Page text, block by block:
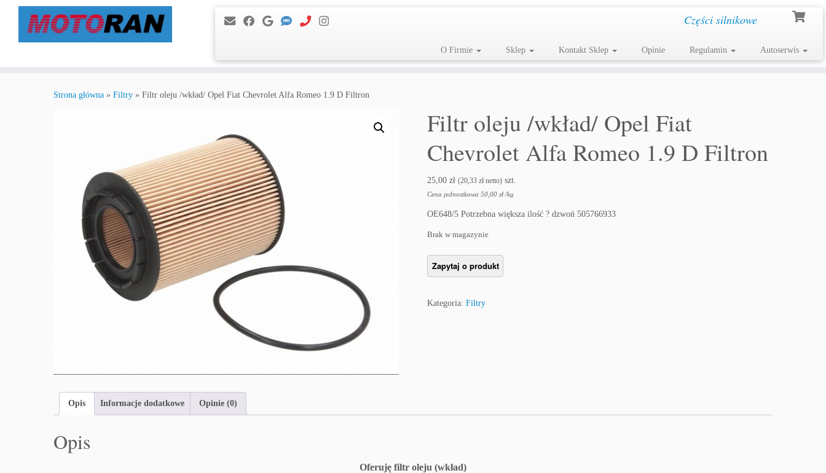
Części silnikowe
O Firmie Sklep Kontakt Sklep Opinie Regulamin Autoserwis
Strona główna » Filtry » Filtr oleju /wkład/ Opel Fiat Chevrolet Alfa Romeo 1.9 D Filtron
Filtr oleju /wkład/ Opel Fiat
Chevrolet Alfa Romeo 1.9 D Filtron
25,00zł (20,33zł netto) szt.
Cena jednostkowa 50,00zł /kg
OE648/5 Potrzebna większa ilość ? dzwoń 505766933
Brak w magazynie
Kategoria:Filtry
Opis Informacje dodatkowe Opinie (0)
Opis
Oferuję filtr oleju (wkład)